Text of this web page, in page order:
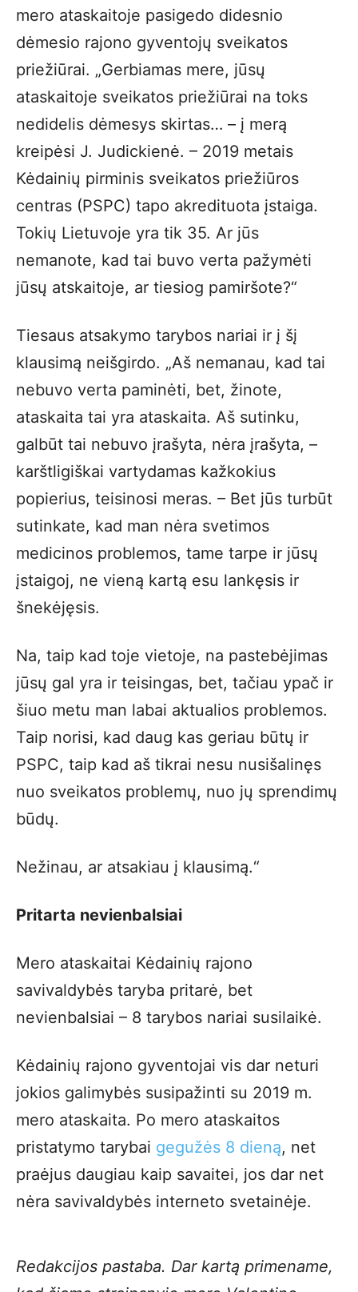
mero ataskaitoje pasigedo didesnio
dėmesio rajono gyventojų sveikatos
priežiūrai. „Gerbiamas mere, jūsų
ataskaitoje sveikatos priežiūrai na toks
nedidelis dėmesys skirtas… – į merą
kreipėsi J. Judickienė. – 2019 metais
Kėdainių pirminis sveikatos priežiūros
centras (PSPC) tapo akredituota įstaiga.
Tokių Lietuvoje yra tik 35. Ar jūs
nemanote, kad tai buvo verta pažymėti
jūsų atskaitoje, ar tiesiog pamiršote?“
Tiesaus atsakymo tarybos nariai ir į šį
klausimą neišgirdo. „Aš nemanau, kad tai
nebuvo verta paminėti, bet, žinote,
ataskaita tai yra ataskaita. Aš sutinku,
galbūt tai nebuvo įrašyta, nėra įrašyta, –
karštligiškai vartydamas kažkokius
popierius, teisinosi meras. – Bet jūs turbūt
sutinkate, kad man nėra svetimos
medicinos problemos, tame tarpe ir jūsų
įstaigoj, ne vieną kartą esu lankęsis ir
šnekėjęsis.
Na, taip kad toje vietoje, na pastebėjimas
jūsų gal yra ir teisingas, bet, tačiau ypač ir
šiuo metu man labai aktualios problemos.
Taip norisi, kad daug kas geriau būtų ir
PSPC, taip kad aš tikrai nesu nusišalinęs
nuo sveikatos problemų, nuo jų sprendimų
būdų.
Nežinau, ar atsakiau į klausimą.“
Pritarta nevienbalsiai
Mero ataskaitai Kėdainių rajono
savivaldybės taryba pritarė, bet
nevienbalsiai – 8 tarybos nariai susilaikė.
Kėdainių rajono gyventojai vis dar neturi
jokios galimybės susipažinti su 2019 m.
mero ataskaita. Po mero ataskaitos
pristatymo tarybai gegužės 8 dieną, net
praėjus daugiau kaip savaitei, jos dar net
nėra savivaldybės interneto svetainėje.
Redakcijos pastaba. Dar kartą primename,